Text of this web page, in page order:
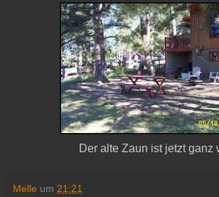
Der alte Zaun ist jetzt ganz
Melle um 21:21